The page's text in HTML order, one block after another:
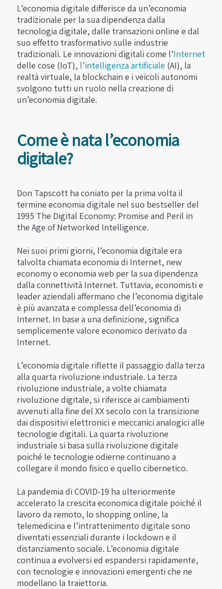
L’economia digitale differisce da un’economia
tradizionale per la sua dipendenza dalla
tecnologia digitale, dalle transazioni online e dal
suo effetto trasformativo sulle industrie
tradizionali. Le innovazioni digitali come l’Internet
delle cose (IoT), l’intelligenza artificiale (AI), la
realtà virtuale, la blockchain e i veicoli autonomi
svolgono tutti un ruolo nella creazione di
un’economia digitale.
Come è nata l’economia
digitale?
Don Tapscott ha coniato per la prima volta il
termine economia digitale nel suo bestseller del
1995 The Digital Economy: Promise and Peril in
the Age of Networked Intelligence.
Nei suoi primi giorni, l’economia digitale era
talvolta chiamata economia di Internet, new
economy o economia web per la sua dipendenza
dalla connettività Internet. Tuttavia, economisti e
leader aziendali affermano che l’economia digitale
è più avanzata e complessa dell’economia di
Internet. In base a una definizione, significa
semplicemente valore economico derivato da
Internet.
L’economia digitale riflette il passaggio dalla terza
alla quarta rivoluzione industriale. La terza
rivoluzione industriale, a volte chiamata
rivoluzione digitale, si riferisce ai cambiamenti
avvenuti alla fine del XX secolo con la transizione
dai dispositivi elettronici e meccanici analogici alle
tecnologie digitali. La quarta rivoluzione
industriale si basa sulla rivoluzione digitale
poiché le tecnologie odierne continuano a
collegare il mondo fisico e quello cibernetico.
La pandemia di COVID-19 ha ulteriormente
accelerato la crescita economica digitale poiché il
lavoro da remoto, lo shopping online, la
telemedicina e l’intrattenimento digitale sono
diventati essenziali durante i lockdown e il
distanziamento sociale. L’economia digitale
continua a evolversi ed espandersi rapidamente,
con tecnologie e innovazioni emergenti che ne
modellano la traiettoria.